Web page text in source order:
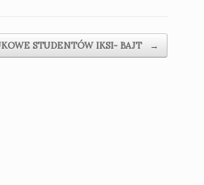
STUDENTÓW IKSI- BAJT →